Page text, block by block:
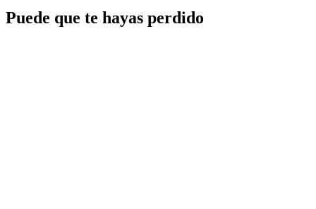
Puede que te hayas perdido